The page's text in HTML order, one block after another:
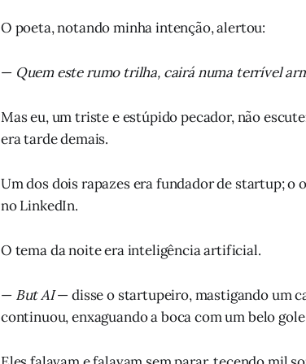
O poeta, notando minha intenção, alertou:
— Quem este rumo trilha, cairá numa terrível
Mas eu, um triste e estúpido pecador, não
era tarde demais.
Um dos dois rapazes era fundador de startup;
no LinkedIn.
O tema da noite era inteligência artificial.
— But AI— disse o startupeiro, mastigando um
continuou, enxaguando a boca com um belo